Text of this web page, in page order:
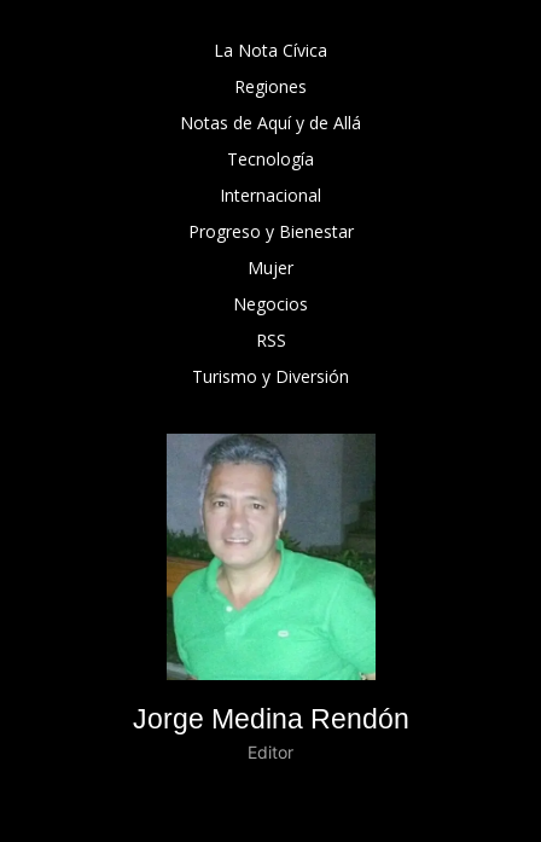
La Nota Cívica
Regiones
Notas de Aquí y de Allá
Tecnología
Internacional
Progreso y Bienestar
Mujer
Negocios
RSS
Turismo y Diversión
Jorge Medina Rendón
Editor